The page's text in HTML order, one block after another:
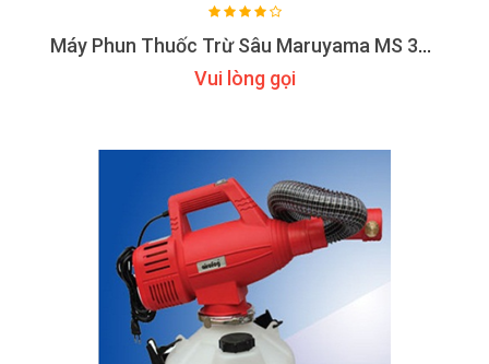
Máy Phun Thuốc Trừ Sâu Maruyama MS 331
Vui lòng gọi